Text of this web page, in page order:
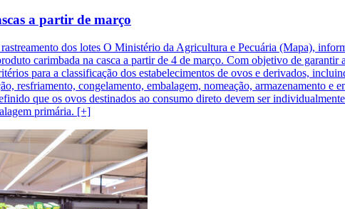
a partir de março
dos lotes O Ministério da Agricultura e Pecuária (Mapa),
carimbada na casca a partir de 4 de março. Com objetivo de
para a classificação dos estabelecimentos de ovos e derivados,
resfriamento, congelamento, embalagem, nomeação, armazenamento e
que os ovos destinados ao consumo direto devem ser
primária. [+]